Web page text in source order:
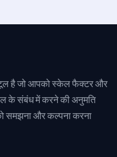
है जो आपको स्केल फैक्टर और
के संबंध में करने की अनुमति
समझना और कल्पना करना